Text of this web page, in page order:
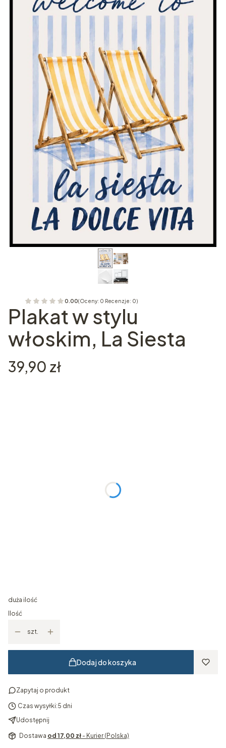
0.00(Oceny: 0 Recenzje: 0)
Plakat w stylu
włoskim, La Siesta
Cena
39,90 zł
duża ilość
Ilość
szt.
Dodaj do koszyka
Zapytaj o produkt
Czas wysyłki:5 dni
Udostępnij
Dostawa od 17,00 zł - Kurier (Polska)